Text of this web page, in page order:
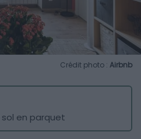
Crédit photo : Airbnb
sol en parquet